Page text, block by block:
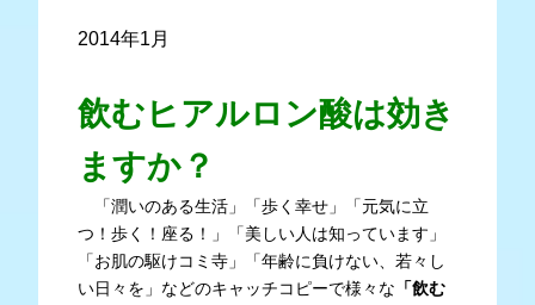
2014年1月
飲むヒアルロン酸は効き
ますか？
「潤いのある生活」「歩く幸せ」「元気に立
つ！歩く！座る！」「美しい人は知っています」
「お肌の駆けコミ寺」「年齢に負けない、若々し
い日々を」などのキャッチコピーで様々な 「飲む